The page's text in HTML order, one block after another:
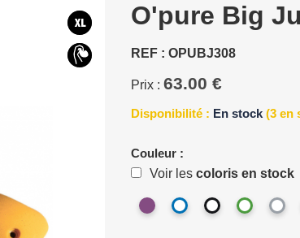
O'pure Big
REF : OPUBJ308
Prix : 63.00 €
Disponibilité : En stock (3 en
Couleur :
Voir les coloris en stock